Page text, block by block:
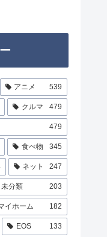
アニメ 539
クルマ 479
479
食べ物 345
ネット 247
未分類 203
イホーム 182
EOS 133